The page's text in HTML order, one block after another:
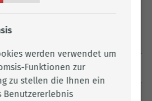
werden verwendet um
Funktionen zur
zu stellen die Ihnen ein
Benutzererlebnis